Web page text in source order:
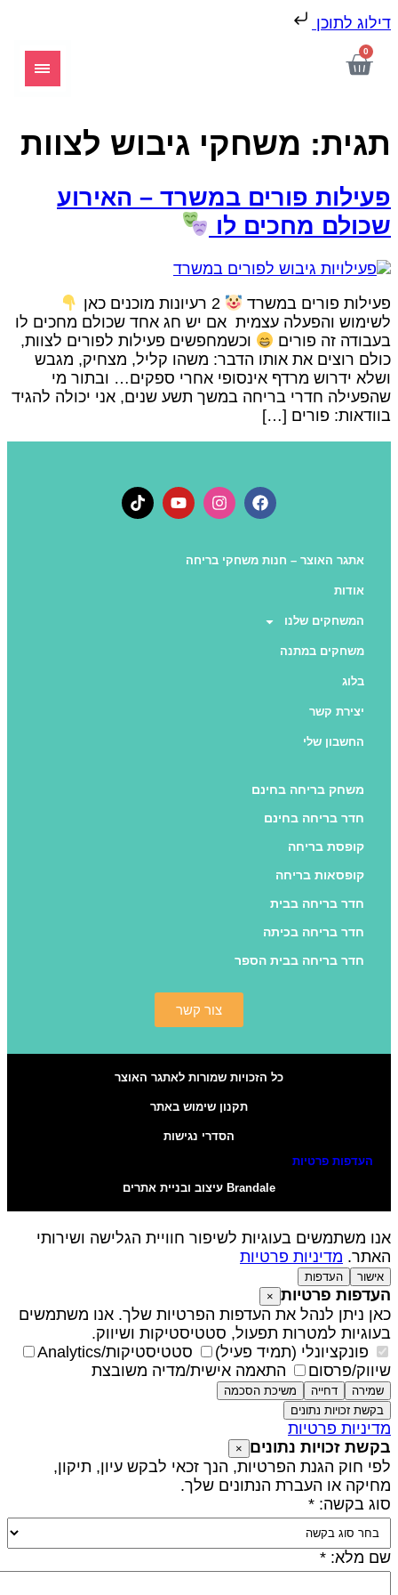
לתוכן
משחקי גיבוש לצוות
פורים במשרד – האירוע
מחכים לו
פורים במשרד
2 רעיונות מוכנים כאן
והפעלה עצמית אם יש חג אחד שכולם מחכים לו
זה פורים
וכשמחפשים פעילות לפורים לצוות,
רוצים את אותו הדבר: משהו קליל, מצחיק, מגבש
ידרוש מרדף אינסופי אחרי ספקים… ובתור מי
חדרי בריחה במשך תשע שנים, אני יכולה להגיד
פורים […]
אתגר האוצר – חנות משחקי בריחה
אודות
המשחקים שלנו
משחקים במתנה
בלוג
יצירת קשר
החשבון שלי
משחק בריחה בחינם
חדר בריחה בחינם
קופסת בריחה
קופסאות בריחה
חדר בריחה בבית
חדר בריחה בכיתה
חדר בריחה בבית הספר
צור קשר
כל הזכויות שמורות לאתגר האוצר
תקנון שימוש באתר
הסדרי נגישות
העדפות פרטיות
Brandale עיצוב ובניית אתרים
משתמשים בעוגיות לשיפור חוויית הגלישה ושירותי
מדיניות פרטיות
אישור העדפות
פרטיות ×
ניתן לנהל את העדפות הפרטיות שלך. אנו משתמשים
למטרות תפעול, סטטיסטיקות ושיווק.
פונקציונלי (תמיד פעיל)
סטטיסטיקות/Analytics
פרסום
התאמה אישית/מדיה משובצת
שמירה דחייה
משיכת הסכמה
בקשת זכויות נתונים
פרטיות
זכויות נתונים
חוק הגנת הפרטיות, הנך זכאי לבקש עיון, תיקון,
או העברת הנתונים שלך.
בקשה: *
מלא: *